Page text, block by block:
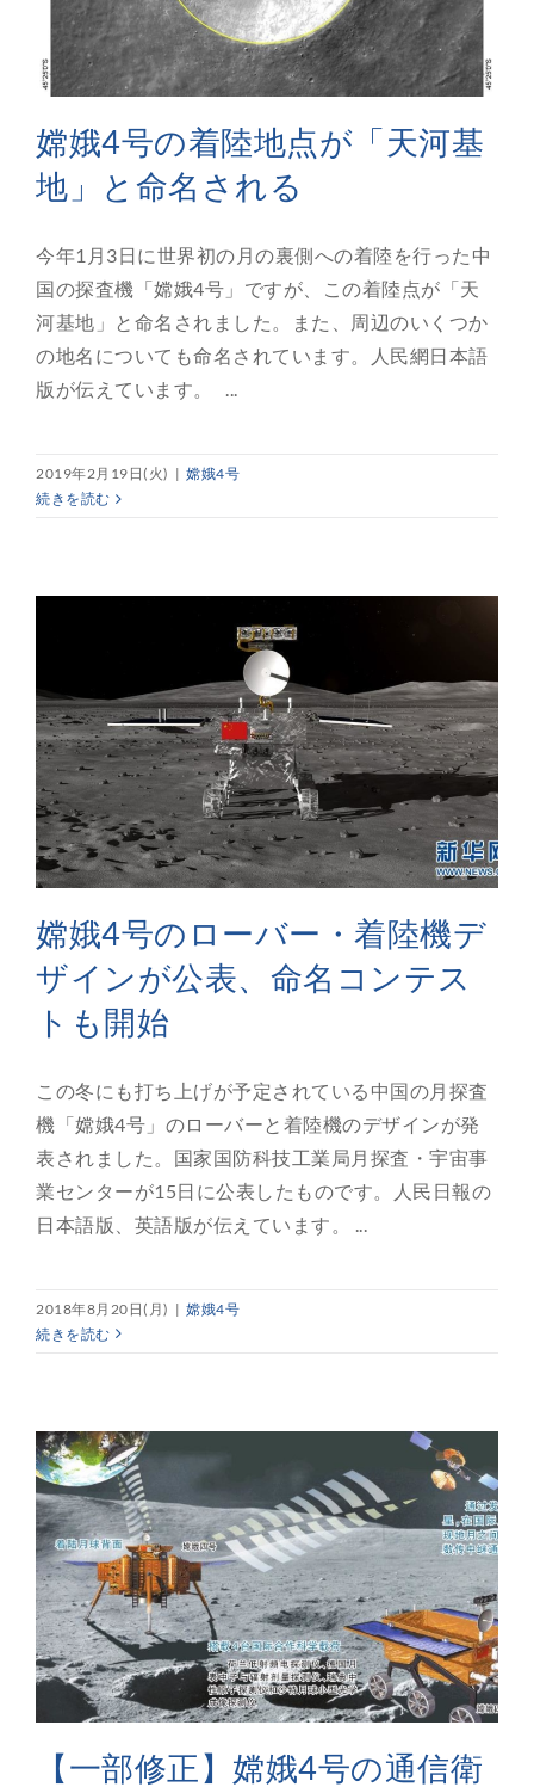
嫦娥4号の着陸地点が「天河基
地」と命名される
今年1月3日に世界初の月の裏側への着陸を行った中
国の探査機「嫦娥4号」ですが、この着陸点が「天
河基地」と命名されました。また、周辺のいくつか
の地名についても命名されています。人民網日本語
版が伝えています。 ...
2019年2月19日(火) | 嫦娥4号
続きを読む
嫦娥4号のローバー・着陸機デ
ザインが公表、命名コンテス
トも開始
この冬にも打ち上げが予定されている中国の月探査
機「嫦娥4号」のローバーと着陸機のデザインが発
表されました。国家国防科技工業局月探査・宇宙事
業センターが15日に公表したものです。人民日報の
日本語版、英語版が伝えています。 ...
2018年8月20日(月) | 嫦娥4号
続きを読む
【一部修正】嫦娥4号の通信衛